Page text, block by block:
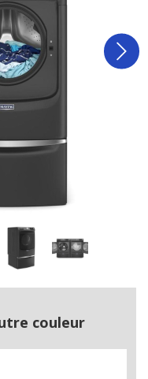
couleur